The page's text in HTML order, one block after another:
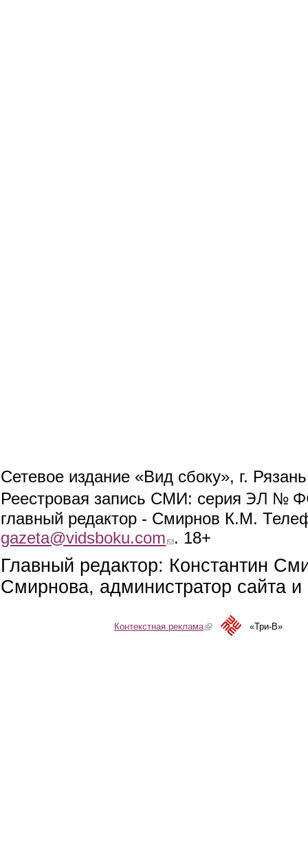
Сетевое издание «Вид сбоку», г.
Реестровая запись СМИ: серия ЭЛ №
главный редактор - Смирнов К.М.
gazeta@vidsboku.com (link sends e-mail)
. 18+
Главный редактор: Константин
Смирнова, администратор сайта
Контекстная реклама(link is external)«Три-В»